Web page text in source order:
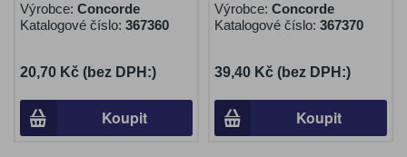
Výrobce: Concorde
Katalogové číslo: 367360
20,70 Kč (bez DPH:)
Koupit
Výrobce: Concorde
Katalogové číslo: 367370
39,40 Kč (bez DPH:)
Koupit